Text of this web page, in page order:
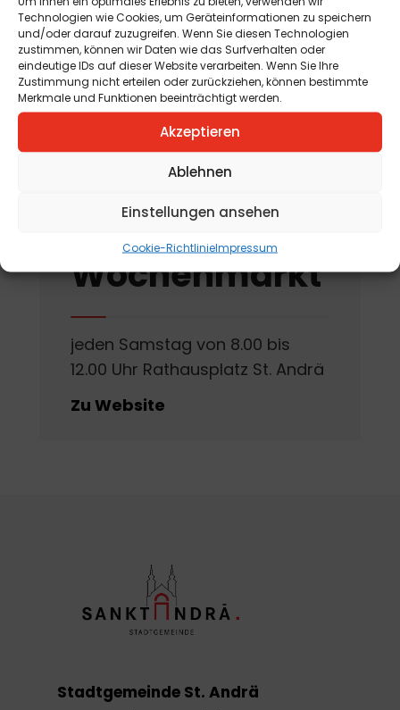
Technologien wie Cookies, um Geräteinformationen zu speichern
und/oder darauf zuzugreifen. Wenn Sie diesen Technologien
zustimmen, können wir Daten wie das Surfverhalten oder
eindeutige IDs auf dieser Website verarbeiten. Wenn Sie Ihre
Zustimmung nicht erteilen oder zurückziehen, können bestimmte
Merkmale und Funktionen beeinträchtigt werden.
Akzeptieren
Ablehnen
Einstellungen ansehen
Cookie-RichtlinieImpressum
am 12. August 2026
„Tag der offenen
Kräutergartentür“
am 15. August 2026
St. Andräer
Wochenmarkt
jeden Samstag von 8.00 bis
12.00 Uhr Rathausplatz St. Andrä
Zu Website
Stadtgemeinde St. Andrä